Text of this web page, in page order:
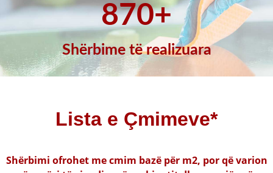
870+
Shërbime të realizuara
Lista e Çmimeve*
Shërbimi ofrohet me cmim bazë për m2, por që varion